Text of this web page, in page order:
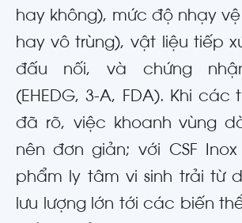
hay không), mức độ nhạy vệ
hay vô trùng), vật liệu tiếp
đấu nối, và chứng
(EHEDG, 3-A, FDA). Khi các
đã rõ, việc khoanh vùng
nên đơn giản; với CSF
phẩm ly tâm vi sinh trải từ
lưu lượng lớn tới các biến